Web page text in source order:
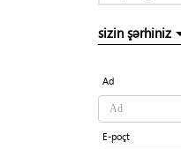
sizin şərhiniz
Ad
E-poçt